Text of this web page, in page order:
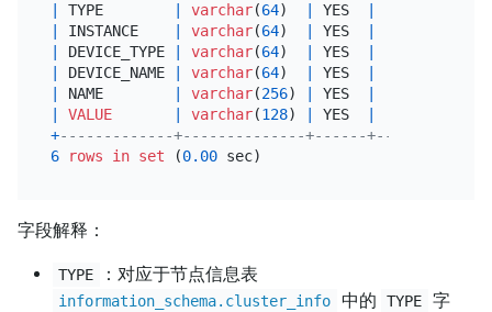
TYPE varchar(64) YES
INSTANCE varchar(64) YES
DEVICE_TYPE varchar(64) YES
DEVICE_NAME varchar(64) YES
NAME varchar(256) YES
VALUE varchar(128) YES
+-------------+--------------+------+------
6
rows in set (0.00
字段解释：
TYPE ：对应于节点信息表
information_schema.cluster_info 中的 TYPE
字